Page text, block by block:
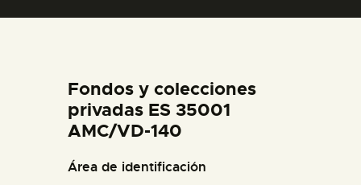
ESPAÑOL
Fondos y colecciones
privadas ES 35001
AMC/VD-140
Área de identificación